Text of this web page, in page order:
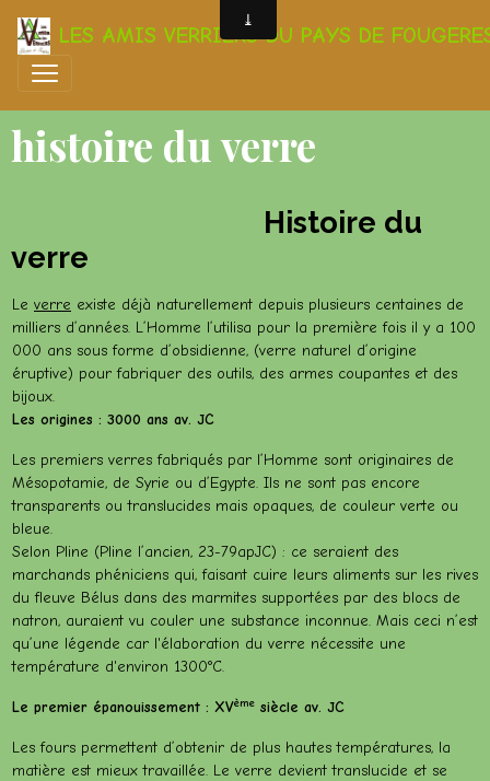
LES AMIS VERRIERS DU PAYS DE
histoire du verre
Histoire du
verre
Le verre existe déjà naturellement depuis plusieurs centaines de
milliers d’années. L’Homme l’utilisa pour la première fois il y a 100
000 ans sous forme d’obsidienne, (verre naturel d’origine
éruptive) pour fabriquer des outils, des armes coupantes et des
bijoux.
Les origines : 3000 ans av. JC
Les premiers verres fabriqués par l’Homme sont originaires de
Mésopotamie, de Syrie ou d’Egypte. Ils ne sont pas encore
transparents ou translucides mais opaques, de couleur verte ou
bleue.
Selon Pline (Pline l’ancien, 23-79apJC) : ce seraient des
marchands phéniciens qui, faisant cuire leurs aliments sur les rives
du fleuve Bélus dans des marmites supportées par des blocs de
natron, auraient vu couler une substance inconnue. Mais ceci n’est
qu’une légende car l'élaboration du verre nécessite une
température d'environ 1300°C.
Le premier épanouissement : XVème siècle av. JC
Les fours permettent d’obtenir de plus hautes températures, la
matière est mieux travaillée. Le verre devient translucide et se